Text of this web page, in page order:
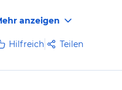
anzeigen
Hilfreich Teilen